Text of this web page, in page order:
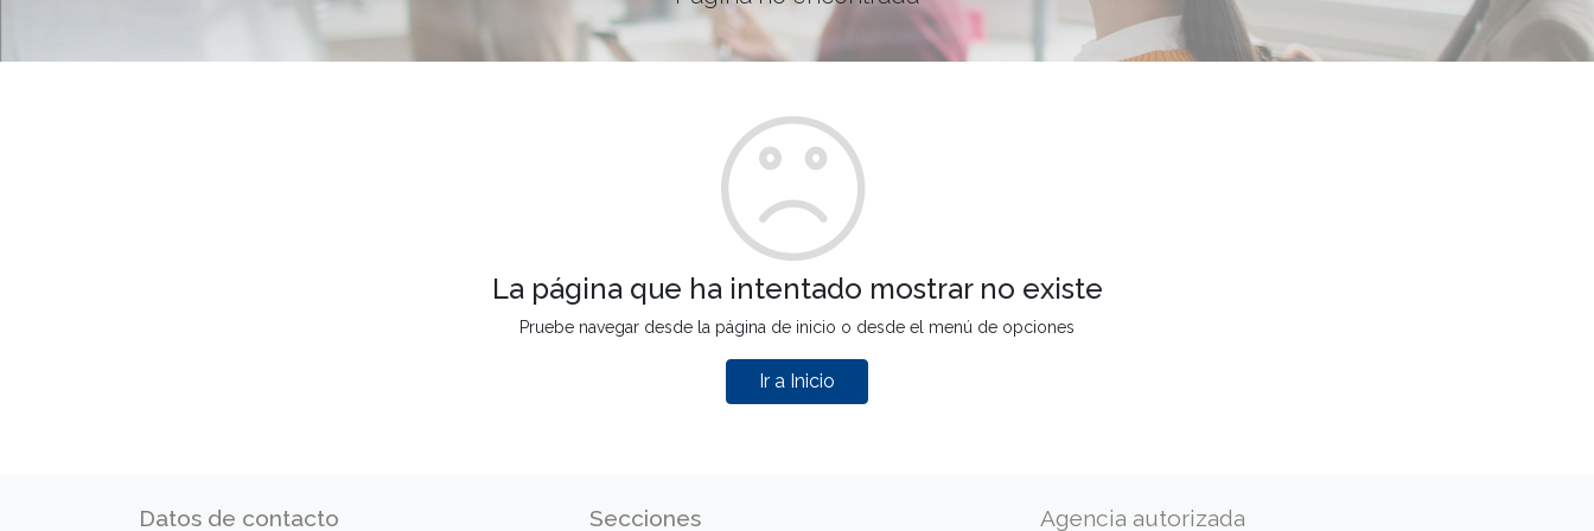
La página que ha intentado mostrar no existe
Pruebe navegar desde la página de inicio o desde el menú de opciones
Ir a Inicio
Datos de contacto Secciones Agencia autorizada